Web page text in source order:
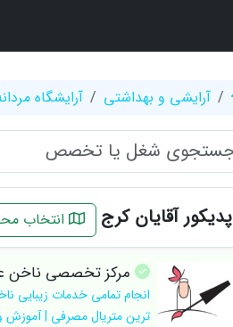
آرایشی و بهداشتی آرایشگاه
پدیکور آقایان کرج انتخاب
مرکز تخصصی ناخن
انجام تمامی خدمات زیبایی
ترین متریال مصرفی | آموزش